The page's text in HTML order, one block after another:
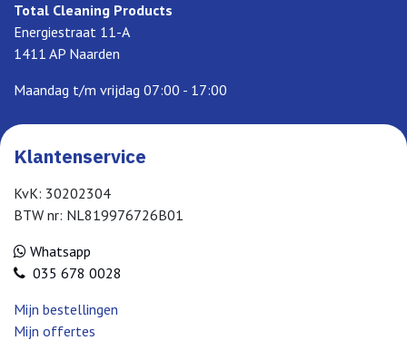
Total Cleaning Products
Energiestraat 11-A
1411 AP Naarden
Maandag t/m vrijdag 07:00 - 17:00
Klantenservice
KvK: 30202304
BTW nr: NL819976726B01
Whatsapp
035 678 0028
Mijn bestellingen
Mijn offertes